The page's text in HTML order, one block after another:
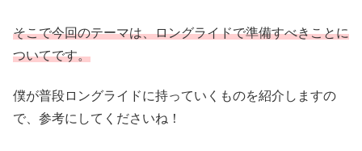
そこで今回のテーマは、ロングライドで準備すべきことに
ついてです。
僕が普段ロングライドに持っていくものを紹介しますの
で、参考にしてくださいね！